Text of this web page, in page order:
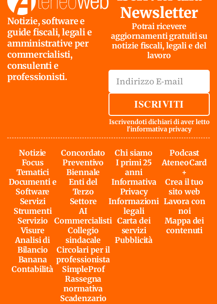
Notizie, software e
guide fiscali, legali e
amministrative per
commercialisti,
consulenti e
professionisti.
Newsletter
Potrai ricevere
aggiornamenti gratuiti su
notizie fiscali, legali e del
lavoro
ISCRIVITI
Iscrivendoti dichiari di aver letto
l'informativa privacy
Notizie
Focus
Tematici
Documenti e
Software
Servizi
Strumenti
Servizio
Visure
Analisi di
Bilancio
Banana
Contabilità
Concordato
Preventivo
Biennale
Enti del
Terzo
Settore
AI
Commercialisti
Collegio
sindacale
Circolari per il
professionista
SimpleProf
Rassegna
normativa
Scadenzario
Chi siamo
I primi 25
anni
Informativa
Privacy
Informazioni
legali
Carta dei
servizi
Pubblicità
Podcast
AteneoCard
+
Crea il tuo
sito web
Lavora con
noi
Mappa dei
contenuti